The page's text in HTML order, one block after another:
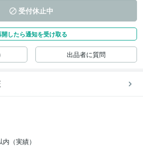
受付休止中
開したら通知を受け取る
出品者に質問
（実績）